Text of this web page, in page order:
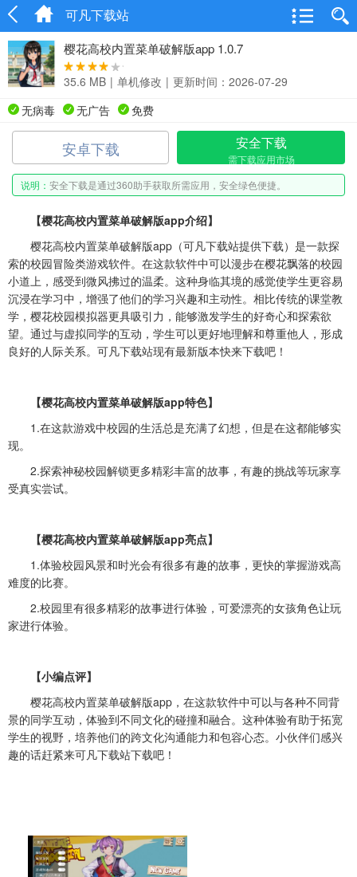
可凡下载站
樱花高校内置菜单破解版app 1.0.7
35.6 MB | 单机修改 | 更新时间：2026-07-29
无病毒
无广告 免费
安卓下载 安全下载
需下载应用市场
说明： 安全下载是通过360助手获取所需应用，安全绿色便捷。
【樱花高校内置菜单破解版app介绍】
樱花高校内置菜单破解版app（可凡下载站提供下载）是一款探
索的校园冒险类游戏软件。在这款软件中可以漫步在樱花飘落的校园
小道上，感受到微风拂过的温柔。这种身临其境的感觉使学生更容易
沉浸在学习中，增强了他们的学习兴趣和主动性。相比传统的课堂教
学，樱花校园模拟器更具吸引力，能够激发学生的好奇心和探索欲
望。通过与虚拟同学的互动，学生可以更好地理解和尊重他人，形成
良好的人际关系。可凡下载站现有最新版本快来下载吧！
【樱花高校内置菜单破解版app特色】
1.在这款游戏中校园的生活总是充满了幻想，但是在这都能够实
现。
2.探索神秘校园解锁更多精彩丰富的故事，有趣的挑战等玩家享
受真实尝试。
【樱花高校内置菜单破解版app亮点】
1.体验校园风景和时光会有很多有趣的故事，更快的掌握游戏高
难度的比赛。
2.校园里有很多精彩的故事进行体验，可爱漂亮的女孩角色让玩
家进行体验。
【小编点评】
樱花高校内置菜单破解版app，在这款软件中可以与各种不同背
景的同学互动，体验到不同文化的碰撞和融合。这种体验有助于拓宽
学生的视野，培养他们的跨文化沟通能力和包容心态。小伙伴们感兴
趣的话赶紧来可凡下载站下载吧！